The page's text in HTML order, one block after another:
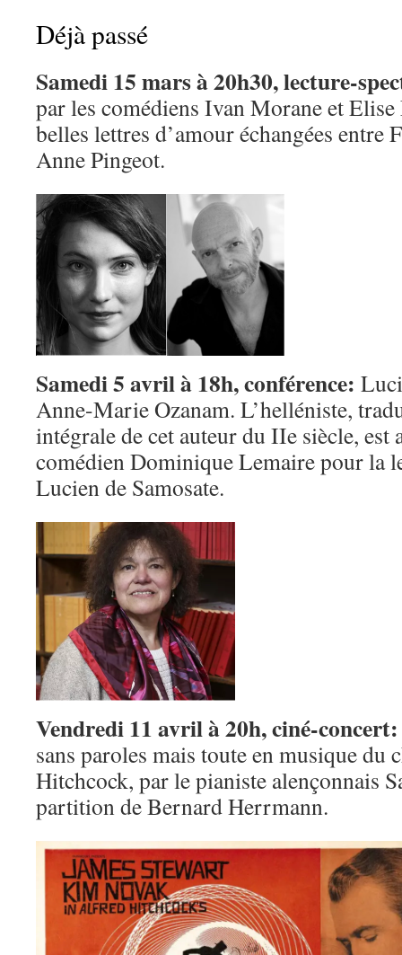
Déjà passé
Samedi 15 mars à 20h30, lecture-
par les comédiens Ivan Morane et
belles lettres d’amour échangées
Anne Pingeot.
Samedi 5 avril à 18h, conférence:
Anne-Marie Ozanam. L’helléniste,
intégrale de cet auteur du IIe siècle, est
comédien Dominique Lemaire pour la
Lucien de Samosate.
Vendredi 11 avril à 20h, ciné-
sans paroles mais toute en musique
Hitchcock, par le pianiste alençonnais
partition de Bernard Herrmann.